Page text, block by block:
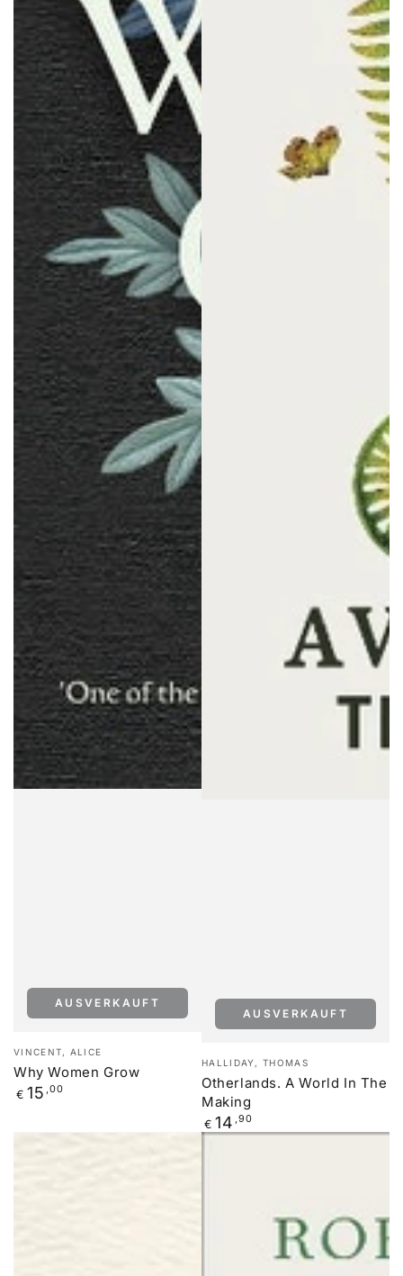
Verkäufer/in:
VINCENT, ALICE
Why Women Grow
Regulärer
€ 15 ,00
AUSVERKAUFT
Verkäufer/in:
HALLIDAY, THOMAS
Otherlands. A World In The
Making
Regulärer
Preis
€ 14 ,90
AUSVERKAUFT